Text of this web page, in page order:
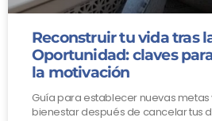
Reconstruir tu vida tras
Oportunidad: claves
la motivación
Guía para establecer nuevas metas
bienestar después de cancelar tus